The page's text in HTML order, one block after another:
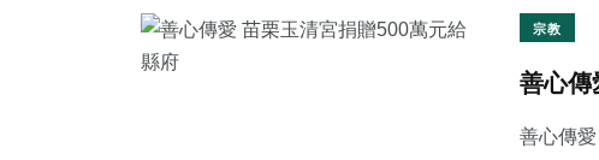
宗教
善心傳
善心傳